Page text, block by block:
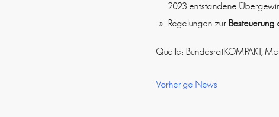
2023 entstandene
Regelungen zur
Quelle: BundesratKOMPAKT,
Vorherige News